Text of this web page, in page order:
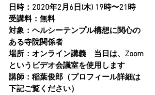
日時：2020年2月6日(木) 19時〜21時
受講料：無料
対象：ヘルシーテンプル構想に関心の
ある寺院関係者
場所：オンライン講義　当日は、Zoom
というビデオ会議室を使用します
講師：稲葉俊郎（プロフィール詳細は
下記ご覧ください）